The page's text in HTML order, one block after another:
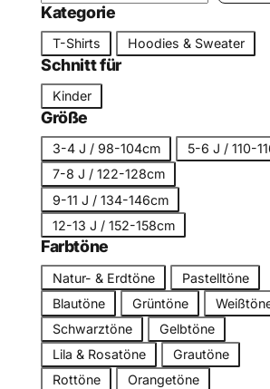
c
h
e
n
Kategorie
a
t
e
g
i
e
T-Shirts Hoodies & Sweater
Schnitt für
c
h
n
Kinder
Größe
r
ö
ß
e
3-4 J / 98-104cm
5-6 J / 110-
7-8 J / 122-128cm
9-11 J / 134-146cm
12-13 J / 152-158cm
Farbtöne
a
r
b
t
Natur- & Erdtöne
Pastelltöne
Blautöne
Grüntöne
Schwarztöne
Gelbtöne
Lila & Rosatöne
Grautöne
Rottöne
Orangetöne